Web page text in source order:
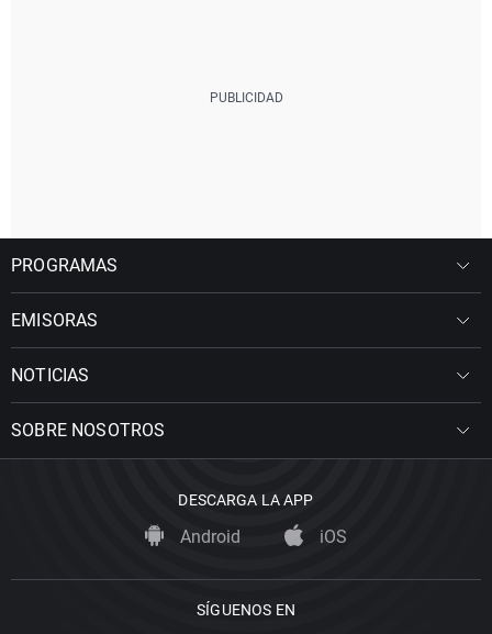
PROGRAMAS
EMISORAS
NOTICIAS
SOBRE NOSOTROS
DESCARGA LA APP
Android iOS
SÍGUENOS EN